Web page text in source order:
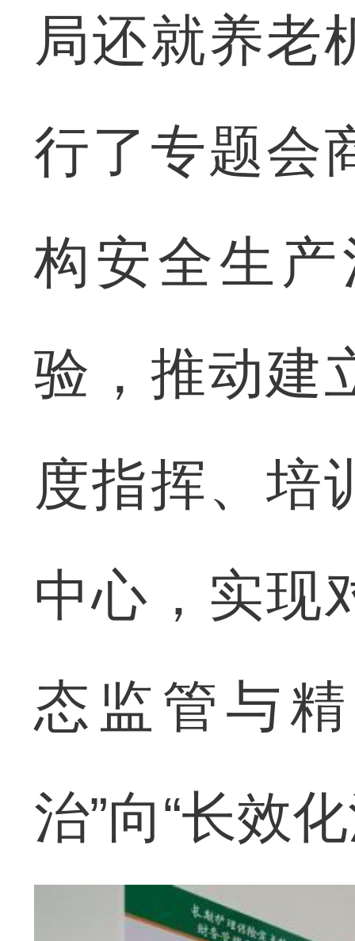
局还就养老
行了专题会
构安全生
验，推动建
度指挥、培
中心，实现
态监管与
治”向“长效